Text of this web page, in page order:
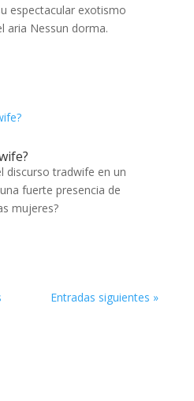
espectacular exotismo
aria Nessun dorma.
discurso tradwife en un
fuerte presencia de
mujeres?
Entradas siguientes »